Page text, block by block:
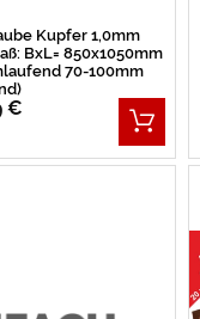
Kupfer 1,0mm
BxL= 850x1050mm
70-100mm
€